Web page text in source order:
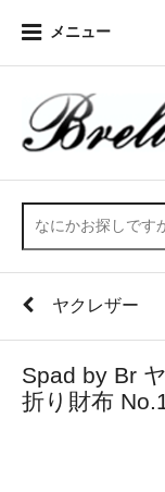
メニュー
ヤクレザー
Spad by Br
折り財布